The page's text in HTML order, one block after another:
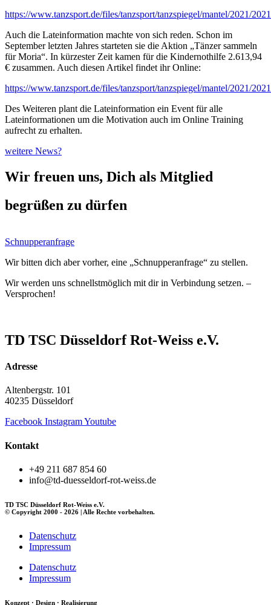
https://www.tanzsport.de/files/tanzsport/tanzspiegel/mantel/2021/
Auch die Lateinformation machte von sich reden. Schon im
September letzten Jahres starteten sie die Aktion „Tänzer sammeln
für Moria“. In kürzester Zeit kamen für die Kindernothilfe 2.613,94
€ zusammen. Auch diesen Artikel findet ihr Online:
https://www.tanzsport.de/files/tanzsport/tanzspiegel/mantel/2021/
Des Weiteren plant die Lateinformation ein Event für alle
Lateinformationen um die Motivation auch im Online Training
aufrecht zu erhalten.
weitere News?
Wir freuen uns, Dich als Mitglied
begrüßen zu dürfen
Schnupperanfrage
Wir bitten dich aber vorher, eine „Schnupperanfrage“ zu stellen.
Wir werden uns schnellstmöglich mit dir in Verbindung setzen. –
Versprochen!
TD TSC Düsseldorf Rot-Weiss e.V.
Adresse
Altenbergstr. 101
40235 Düsseldorf
Facebook InstagramYoutube
Kontakt
+49 211 687 854 60
info@td-duesseldorf-rot-weiss.de
TD TSC Düsseldorf Rot-Weiss e.V.
© Copyright 2000 - 2026 | Alle Rechte vorbehalten.
Datenschutz
Impressum
Datenschutz
Impressum
Konzept · Design · Realisierung